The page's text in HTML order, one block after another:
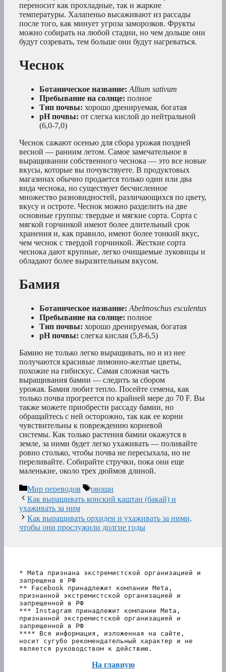
переносит как прохладные, так и жаркие
температуры. Халапеньо высаживают из рассады
после того, как минует угроза заморозков. Фрукты
можно собирать на любой стадии, но чем дольше они
будут созревать, тем больше они будут нагреваться.
Чеснок
Ботаническое название: Allium sativum
Пребывание на солнце: полное
Тип почвы: хорошо дренируемая, богатая
рН почвы: от слегка кислой до нейтральной
(6,0-7,0)
Чеснок сажают осенью для сбора урожая поздней
весной — ранним летом. Самое замечательное в
выращивании собственного чеснока — это все новые
вкусы, которые вы почувствуете. В продуктовых
магазинах обычно продается только один или два
вида чеснока, но существует бесчисленное
множество разновидностей, различающихся по цвету,
вкусу и остроте. Чеснок можно разделить на две
основные группы: твердые и мягкие сорта. Сорта с
мягкой горчинкой имеют более длительный срок
хранения и, как правило, имеют более тонкий вкус,
чем чеснок с твердой горчинкой. Жесткие сорта
чеснока дают крупные, легко очищаемые луковицы и
обладают более выразительным вкусом.
Бамия
Ботаническое название: Abelmoschus esculentus
Пребывание на солнце: полное
Тип почвы: хорошо дренируемая, богатая
рН почвы: слегка кислая (5,8-6,5)
Бамию не только легко выращивать, но и из нее
получаются красивые лимонно-желтые цветы,
похожие на гибискус. Самая сложная часть
выращивания бамии — следить за сбором
урожая. Бамия любит тепло. Посейте семена, как
только почва прогреется по крайней мере до 70 F. Вы
также можете приобрести рассаду бамии, но
обращайтесь с ней осторожно, так как ее корни
чувствительны к повреждению корневой
системы. Как только растения бамии окажутся в
земле, за ними будет легко ухаживать — поливайте
ровно столько, чтобы почва не пересыхала, но не
переливайте. Собирайте стручки, пока они еще
маленькие, около трех дюймов длиной.
Рубрики
Мир переводов Метки
овощи
Как выращивать конский каштан (бакай) и
ухаживать за ним
Как выращивать орхидеи и ухаживать за ними,
чтобы они прослужили долгие годы
* Meta признана экстремистской организацией и
запрещена в РФ
** Facebook принадлежит компании Meta,
признанной экстремистской организацией и
запрещенной в РФ
*** Instagram принадлежит компании Meta,
признанной экстремистской организацией и
запрещенной в РФ
**** Вся информация, изложенная на сайте,
носит сугубо рекомендательный характер и не
является руководством к действию.
На главную